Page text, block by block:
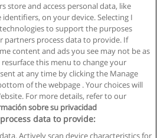
Information
geschäftsbedingungen
store and access personal data, like
on your device. Selecting I
to support the purposes
partners process data to provide. If
content and ads you see may not be as
this menu to change your
at any time by clicking the Manage
of the webpage . Your choices will
For more details, refer to our
sobre su privacidad
data to provide:
Actively scan device characteristics for